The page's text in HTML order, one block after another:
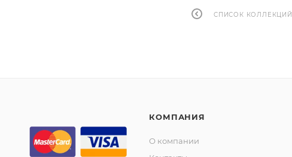
СПИСОК КОЛЛЕКЦИЙ
КОМПАНИЯ
О компании